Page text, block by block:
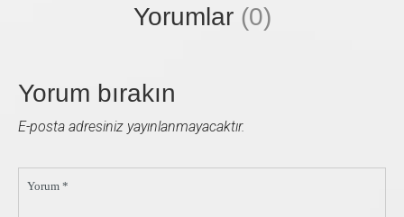
Yorumlar (0)
Yorum bırakın
E-posta adresiniz yayınlanmayacaktır.
Yorum *